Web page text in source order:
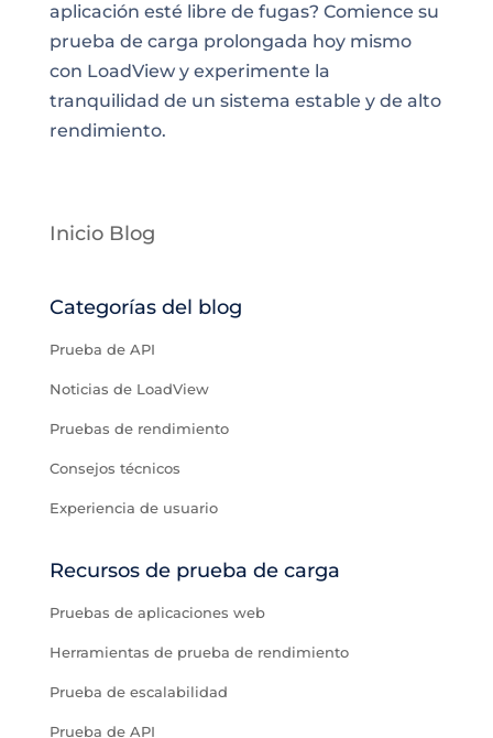
aplicación esté libre de fugas? Comience su
prueba de carga prolongada hoy mismo
con LoadView y experimente la
tranquilidad de un sistema estable y de alto
rendimiento.
Inicio Blog
Categorías del blog
Prueba de API
Noticias de LoadView
Pruebas de rendimiento
Consejos técnicos
Experiencia de usuario
Recursos de prueba de carga
Pruebas de aplicaciones web
Herramientas de prueba de rendimiento
Prueba de escalabilidad
Prueba de API